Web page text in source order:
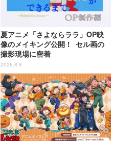
夏アニメ「さよならララ」OP映
像のメイキング公開！ セル画の
撮影現場に密着
2026.8.8